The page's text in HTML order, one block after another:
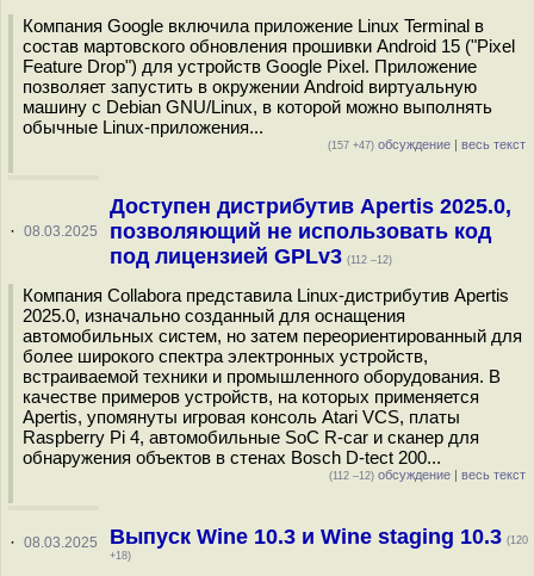
Компания Google включила приложение Linux Terminal в
состав мартовского обновления прошивки Android 15 ("Pixel
Feature Drop") для устройств Google Pixel. Приложение
позволяет запустить в окружении Android виртуальную
машину с Debian GNU/Linux, в которой можно выполнять
обычные Linux-приложения...
(157 +47) обсуждение | весь текст
· 08.03.2025
Доступен дистрибутив Apertis 2025.0,
позволяющий не использовать код
под лицензией GPLv3 (112 –12)
Компания Collabora представила Linux-дистрибутив Apertis
2025.0, изначально созданный для оснащения
автомобильных систем, но затем переориентированный для
более широкого спектра электронных устройств,
встраиваемой техники и промышленного оборудования. В
качестве примеров устройств, на которых применяется
Apertis, упомянуты игровая консоль Atari VCS, платы
Raspberry Pi 4, автомобильные SoC R-car и сканер для
обнаружения объектов в стенах Bosch D-tect 200...
(112 –12) обсуждение | весь текст
· 08.03.2025 Выпуск Wine 10.3 и Wine staging 10.3 (120
+18)